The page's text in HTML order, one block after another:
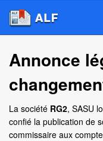
Annonce
La société RG2, SASU
confié la publication de
commissaire aux